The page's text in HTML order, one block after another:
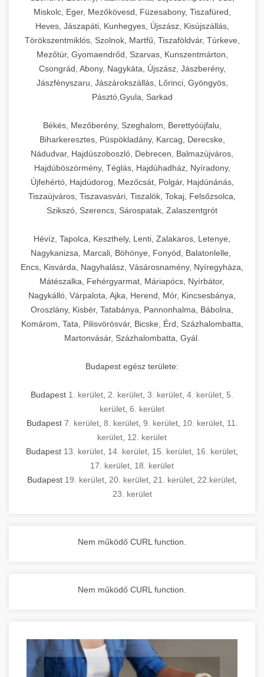
Miskolc, Eger, Mezőkövesd, Füzesabony, Tiszafüred,
Heves, Jászapáti, Kunhegyes, Újszász, Kisújszállás,
Törökszentmiklós, Szolnok, Martfű, Tiszaföldvár, Túrkeve,
Mezőtúr, Gyomaendrőd, Szarvas, Kunszentmárton,
Csongrád, Abony, Nagykáta, Újszász, Jászberény,
Jászfényszaru, Jászárokszállás, Lőrinci, Gyöngyös,
Pásztó,Gyula, Sarkad
Békés, Mezőberény, Szeghalom, Berettyóújfalu,
Biharkeresztes, Püspökladány, Karcag, Derecske,
Nádudvar, Hajdúszoboszló, Debrecen, Balmazújváros,
Hajdúböszörmény, Téglás, Hajdúhadház, Nyíradony,
Újfehértó, Hajdúdorog, Mezőcsát, Polgár, Hajdúnánás,
Tiszaújváros, Tiszavasvári, Tiszalök, Tokaj, Felsőzsolca,
Szikszó, Szerencs, Sárospatak, Zalaszentgrót
Hévíz, Tapolca, Keszthely, Lenti, Zalakaros, Letenye,
Nagykanizsa, Marcali, Böhönye, Fonyód, Balatonlelle,
Encs, Kisvárda, Nagyhalász, Vásárosnamény, Nyíregyháza,
Mátészalka, Fehérgyarmat, Máriapócs, Nyírbátor,
Nagykálló, Várpalota, Ajka, Herend, Mór, Kincsesbánya,
Oroszlány, Kisbér, Tatabánya, Pannonhalma, Bábolna,
Komárom, Tata, Pilisvörösvár, Bicske, Érd, Százhalombatta,
Martonvásár, Százhalombatta, Gyál.
Budapest egész területe:
Budapest 1. kerület 2. kerület 3. kerület 4. kerület 5.
kerület 6. kerület
Budapest 7. kerület, 8. kerület, 9. kerület, 10. kerület, 11.
kerület 12. kerület
Budapest 13. kerület 14. kerület 15. kerület 16. kerület
17. kerület 18. kerület
Budapest 19. kerület 20. kerület 21. kerület 22.kerület
23. kerület
Nem működő CURL function.
Nem működő CURL function.